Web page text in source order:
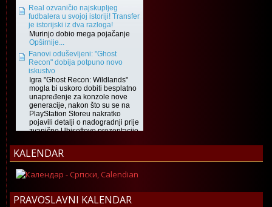
KALENDAR
PRAVOSLAVNI KALENDAR